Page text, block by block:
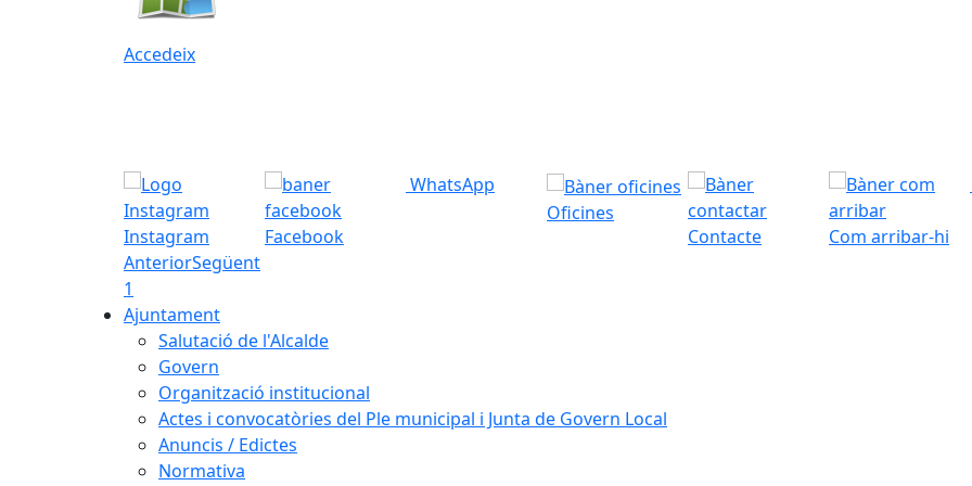
Accedeix
Instagram Facebook
WhatsApp
Oficines
Contacte
Com arribar-hi
AnteriorSegüent
1
Ajuntament
Salutació de l'Alcalde
Govern
Organització institucional
Actes i convocatòries del Ple municipal i Junta de Govern Local
Anuncis / Edictes
Normativa